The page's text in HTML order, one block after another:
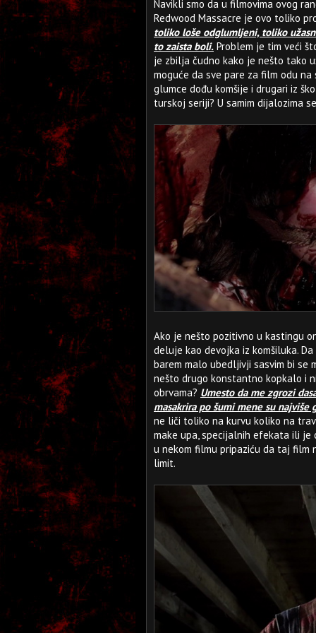
Navikli smo da u filmovima ovog
Redwood Massacre je ovo toliko
toliko loše odglumljeni, toliko
to zaista boli. Problem je tim veći
je zbilja čudno kako je nešto tako
moguće da sve pare za film odu
glumce dođu komšije i drugari iz
turskoj seriji? U samim dijalozima
Ako je nešto pozitivno u kastingu
deluje kao devojka iz komšiluka.
barem malo ubedljivji sasvim bi se
nešto drugo konstantno kopkalo i
obrvama? Umesto da me zgrozi
masakrira po šumi mene su najviše
ne liči toliko na kurvu koliko na
make upa, specijalnih efekata ili je
u nekom filmu pripaziću da taj film
limit.